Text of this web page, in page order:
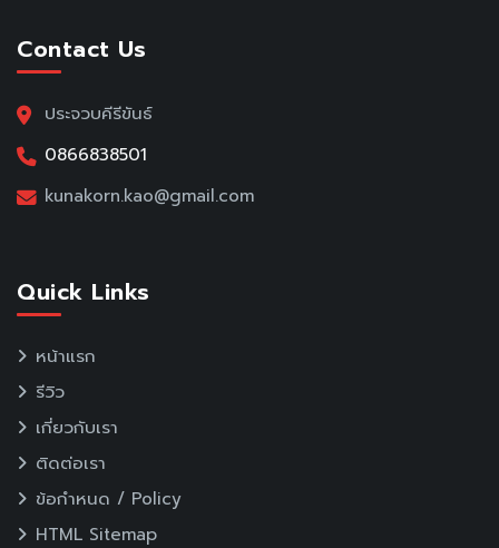
Contact Us
ประจวบคีรีขันธ์
0866838501
kunakorn.kao@gmail.com
Quick Links
หน้าแรก
รีวิว
เกี่ยวกับเรา
ติดต่อเรา
ข้อกำหนด / Policy
HTML Sitemap